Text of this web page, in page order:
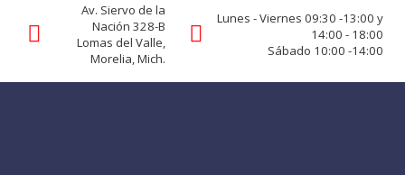
Av. Siervo de la
Nación 328-B
Lomas del Valle,
Morelia, Mich.
Lunes - Viernes 09:30 -13:00 y
14:00 - 18:00
Sábado 10:00 -14:00